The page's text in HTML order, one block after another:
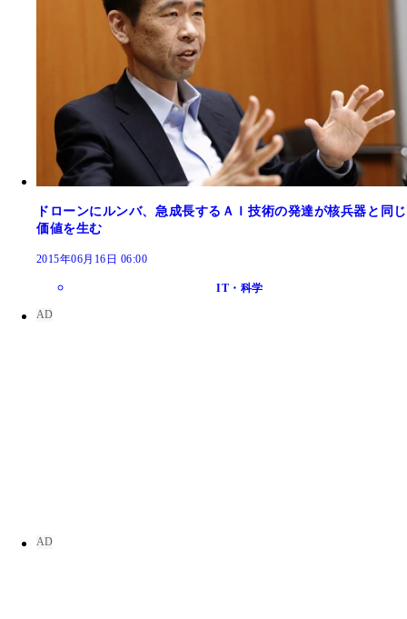
ドローンにルンバ、急成長するＡＩ技術の発達が核兵器と同じ
価値を生む
2015年06月16日 06:00
IT・科学